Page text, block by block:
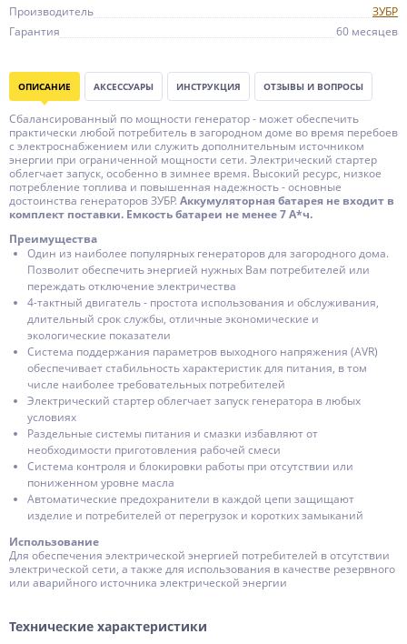
Производитель
ЗУБР
Гарантия
60 месяцев
ОПИСАНИЕ АКСЕССУАРЫ ИНСТРУКЦИЯ ОТЗЫВЫ И ВОПРОСЫ
Сбалансированный по мощности генератор - может обеспечить
практически любой потребитель в загородном доме во время перебоев
с электроснабжением или служить дополнительным источником
энергии при ограниченной мощности сети. Электрический стартер
облегчает запуск, особенно в зимнее время. Высокий ресурс, низкое
потребление топлива и повышенная надежность - основные
достоинства генераторов ЗУБР. Аккумуляторная батарея не входит в
комплект поставки. Емкость батареи не менее 7 А*ч.
Преимущества
Один из наиболее популярных генераторов для загородного дома.
Позволит обеспечить энергией нужных Вам потребителей или
переждать отключение электричества
4-тактный двигатель - простота использования и обслуживания,
длительный срок службы, отличные экономические и
экологические показатели
Система поддержания параметров выходного напряжения (AVR)
обеспечивает стабильность характеристик для питания, в том
числе наиболее требовательных потребителей
Электрический стартер облегчает запуск генератора в любых
условиях
Раздельные системы питания и смазки избавляют от
необходимости приготовления рабочей смеси
Система контроля и блокировки работы при отсутствии или
пониженном уровне масла
Автоматические предохранители в каждой цепи защищают
изделие и потребителей от перегрузок и коротких замыканий
Использование
Для обеспечения электрической энергией потребителей в отсутствии
электрической сети, а также для использования в качестве резервного
или аварийного источника электрической энергии
Технические характеристики